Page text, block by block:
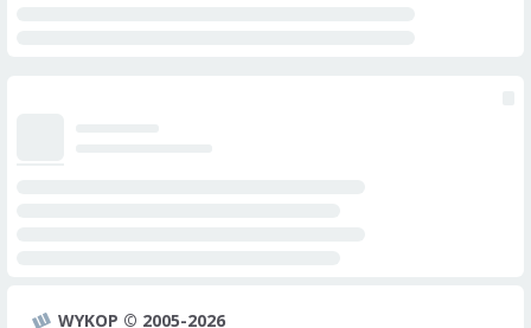
WYKOP © 2005-2026